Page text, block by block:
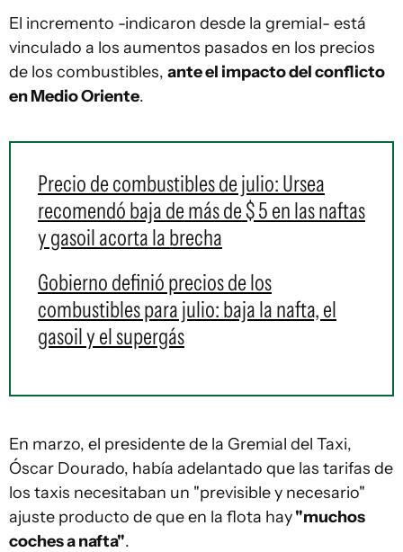
El incremento -indicaron desde la gremial- está
vinculado a los aumentos pasados en los precios
de los combustibles, ante el impacto del conflicto
en Medio Oriente.
Precio de combustibles de julio: Ursea
recomendó baja de más de $ 5 en las naftas
y gasoil acorta la brecha
Gobierno definió precios de los
combustibles para julio: baja la nafta, el
gasoil y el supergás
En marzo, el presidente de la Gremial del Taxi,
Óscar Dourado, había adelantado que las tarifas de
los taxis necesitaban un "previsible y necesario"
ajuste producto de que en la flota hay"muchos
coches a nafta".